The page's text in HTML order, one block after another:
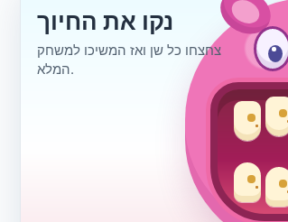
נקו את החיוך
צחצחו כל שן ואז המשיכו למשחק
המלא.